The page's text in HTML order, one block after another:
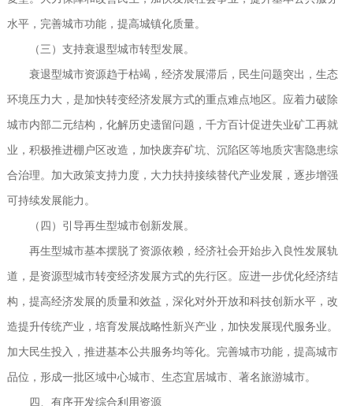
水平，完善城市功能，提高城镇化质量。
（三）支持衰退型城市转型发展。
衰退型城市资源趋于枯竭，经济发展滞后，民生问题突出，生态
环境压力大，是加快转变经济发展方式的重点难点地区。应着力破除
城市内部二元结构，化解历史遗留问题，千方百计促进失业矿工再就
业，积极推进棚户区改造，加快废弃矿坑、沉陷区等地质灾害隐患综
合治理。加大政策支持力度，大力扶持接续替代产业发展，逐步增强
可持续发展能力。
（四）引导再生型城市创新发展。
再生型城市基本摆脱了资源依赖，经济社会开始步入良性发展轨
道，是资源型城市转变经济发展方式的先行区。应进一步优化经济结
构，提高经济发展的质量和效益，深化对外开放和科技创新水平，改
造提升传统产业，培育发展战略性新兴产业，加快发展现代服务业。
加大民生投入，推进基本公共服务均等化。完善城市功能，提高城市
品位，形成一批区域中心城市、生态宜居城市、著名旅游城市。
四、有序开发综合利用资源